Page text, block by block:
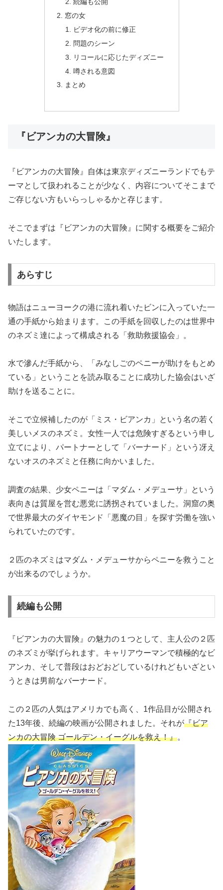
窓の女
ビデオ化の前に修正
問題のシーン
リコールに応じたディズニー
噂される意図
まとめ
『ビアンカの大冒険』
『ビアンカの大冒険』自体は東京ディズニーランドでもテ
ーマとして扱われることが少なく、内容についてそこまで
ご存じない方もいらっしゃるかと存じます。
そこでまずは『ビアンカの大冒険』に関する概要をご紹介
いたします。
あらすじ
物語はニューヨークの港に流れ着いたビンに入っていた一
通の手紙から始まります。この手紙を回収したのは世界中
のネズミ達によって構成される「救助救援協会」。
水で滲んだ手紙から、「みなしごのペニーが助けをもとめ
ている」ということを読み取ることに成功した協会はいざ
助けを送ることに。
そこで立候補したのが「ミス・ビアンカ」という名の若く
美しいメスのネズミ。女性一人では危険すぎるという申し
立てにより、パートナーとして「バーナード」という冴え
ないオスのネズミと任務に向かいました。
調査の結果、少女ペニーは「マダム・メデューサ」という
表向きは質屋を営む悪党に誘拐されていました。洞窟の奥
で世界最大のダイヤモンド「悪魔の目」を探す労働を強い
られていたのです。
２匹のネズミはマダム・メデューサからペニーを救うこと
が出来るのでしょうか。
続編も公開
『ビアンカの大冒険』の魅力の１つとして、主人公の２匹
のネズミが挙げられます。キャリアウーマンで積極的なビ
アンカ、そして普段はおどおどしているけれどもいざとい
うときは男前なバーナード。
この２匹の人気はアメリカでも高く、1作品目が公開され
た13年後、続編の映画が公開されました。それが『ビア
ンカの大冒険 ゴールデン・イーグルを救え！』。